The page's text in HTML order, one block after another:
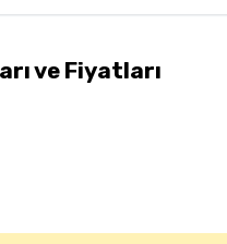
ve Fiyatları